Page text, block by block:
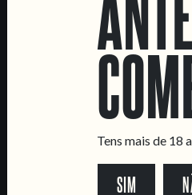
Tours e eventos privados
Livro de Reclamações
Tens mais de 18
SIM